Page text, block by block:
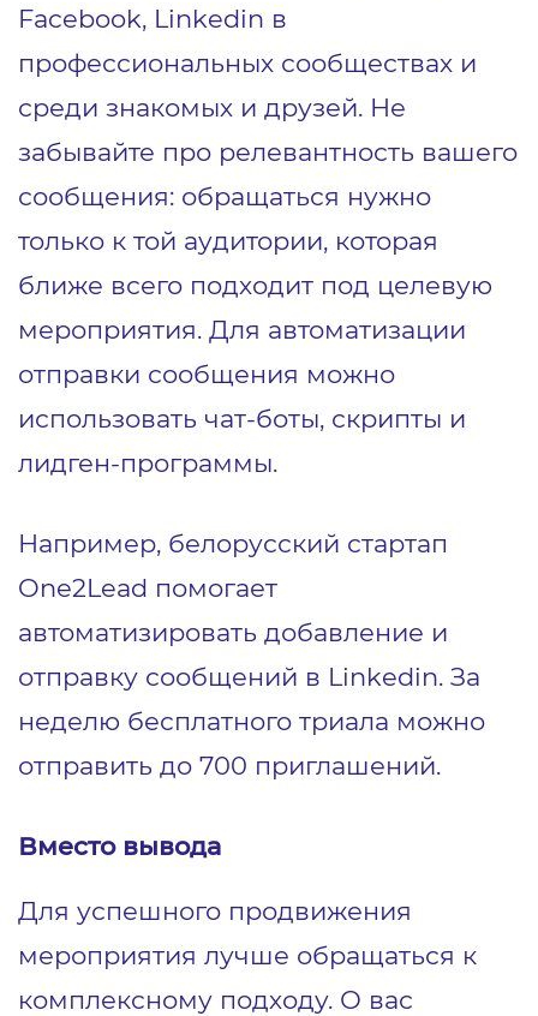
Facebook, Linkedin в
профессиональных сообществах и
среди знакомых и друзей. Не
забывайте про релевантность вашего
сообщения: обращаться нужно
только к той аудитории, которая
ближе всего подходит под целевую
мероприятия. Для автоматизации
отправки сообщения можно
использовать чат-боты, скрипты и
лидген-программы.
Например, белорусский стартап
One2Lead помогает
автоматизировать добавление и
отправку сообщений в Linkedin. За
неделю бесплатного триала можно
отправить до 700 приглашений.
Вместо вывода
Для успешного продвижения
мероприятия лучше обращаться к
комплексному подходу. О вас